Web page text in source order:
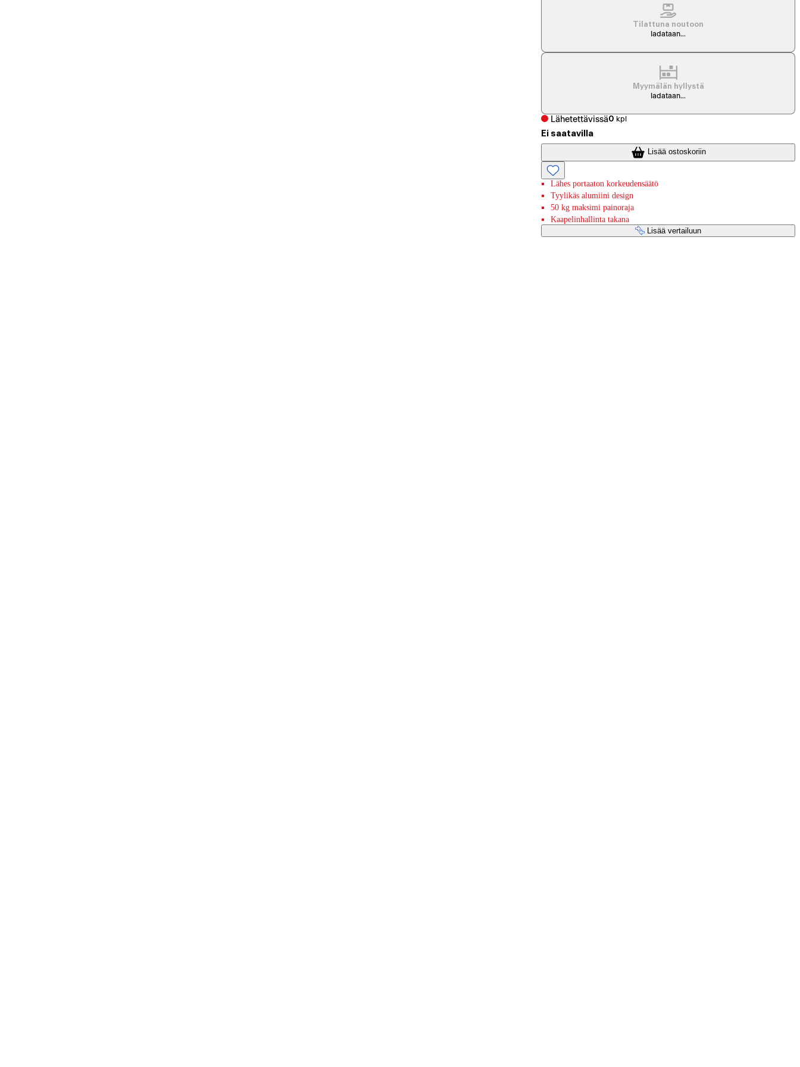
Tilattuna noutoon
ladataan...
Myymälän hyllystä
ladataan...
Lähetettävissä0 kpl
Ei saatavilla
Lisää ostoskoriin
Lähes portaaton korkeudensäätö
Tyylikäs alumiini design
50 kg maksimi painoraja
Kaapelinhallinta takana
Lisää vertailuun